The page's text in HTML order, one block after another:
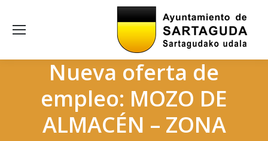
Nueva oferta de
empleo: MOZO DE
ALMACÉN – ZONA